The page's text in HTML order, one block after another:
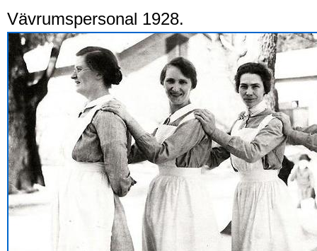
Vävrumspersonal 1928.